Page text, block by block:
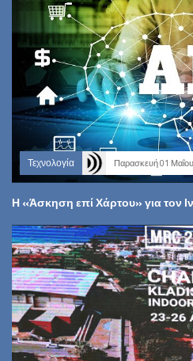
Τεχνολογία Παρασκευή 01
Η «Άσκηση επί Χάρτου» για τον